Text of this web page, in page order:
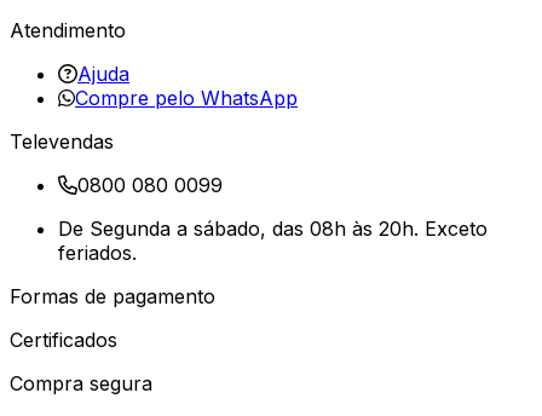
Atendimento
Ajuda
Compre pelo WhatsApp
Televendas
0800 080 0099
De Segunda a sábado, das 08h às 20h. Exceto
feriados.
Formas de pagamento
Certificados
Compra segura